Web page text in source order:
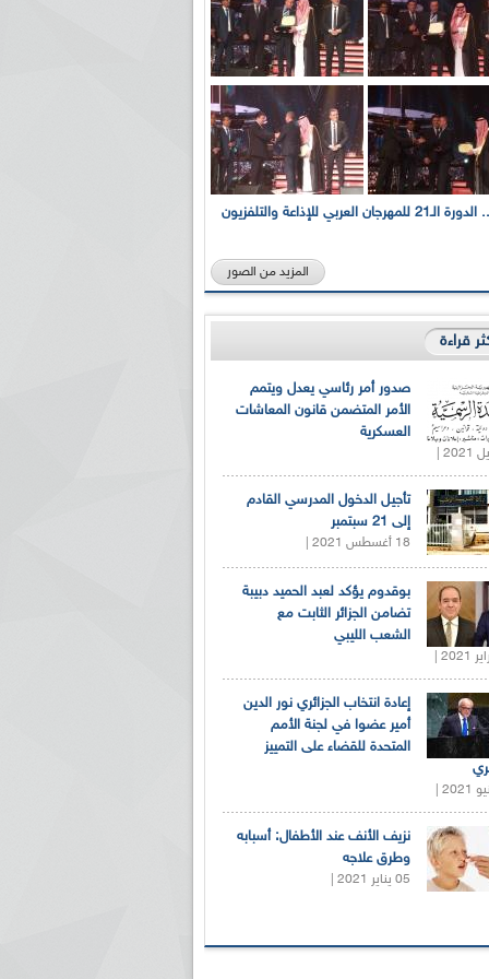
بالصور... الدورة الـ21 للمهرجان العربي للإذاعة والتلفزيون
المزيد من الصور
قراءة
صدور أمر رئاسي يعدل ويتمم
الأمر المتضمن قانون المعاشات
العسكرية
تأجيل الدخول المدرسي القادم
إلى 21 سبتمبر
18 أغسطس 2021 |
بوقدوم يؤكد لعبد الحميد دبيبة
تضامن الجزائر الثابت مع
الشعب الليبي
إعادة انتخاب الجزائري نور الدين
أمير عضوا في لجنة الأمم
المتحدة للقضاء على التمييز
نزيف الأنف عند الأطفال: أسبابه
وطرق علاجه
05 يناير 2021 |